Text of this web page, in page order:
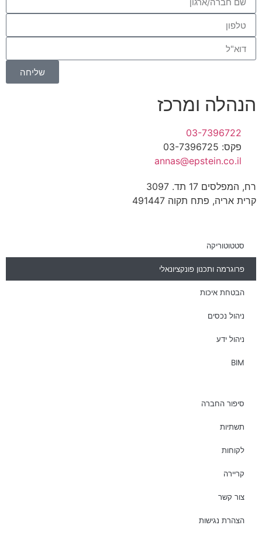
שליחה
הנהלה ומרכז
03-7396722
פקס: 03-7396725
annas@epstein.co.il
רח, המפלסים 17 תד. 3097
קרית אריה, פתח תקוה 491447
סטטוטוריקה
פרוגרמה ותכנון פונקציונאלי
הבטחת איכות
ניהול נכסים
ניהול ידע
BIM
סיפור החברה
תשתיות
לקוחות
קריירה
צור קשר
הצהרת נגישות